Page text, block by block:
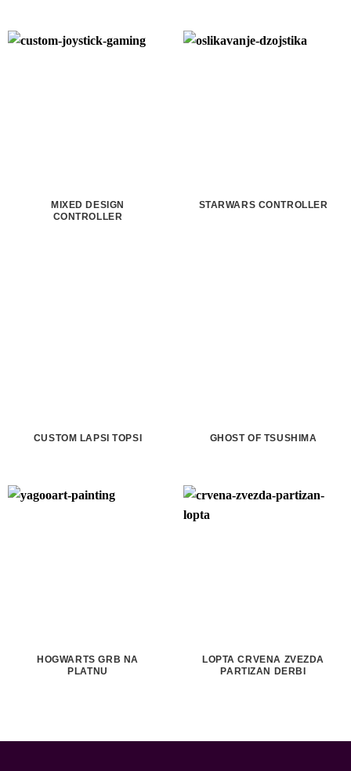
MIXED DESIGN
CONTROLLER
STARWARS CONTROLLER
CUSTOM LAPSI TOPSI GHOST OF TSUSHIMA
HOGWARTS GRB NA
PLATNU
LOPTA CRVENA ZVEZDA
PARTIZAN DERBI